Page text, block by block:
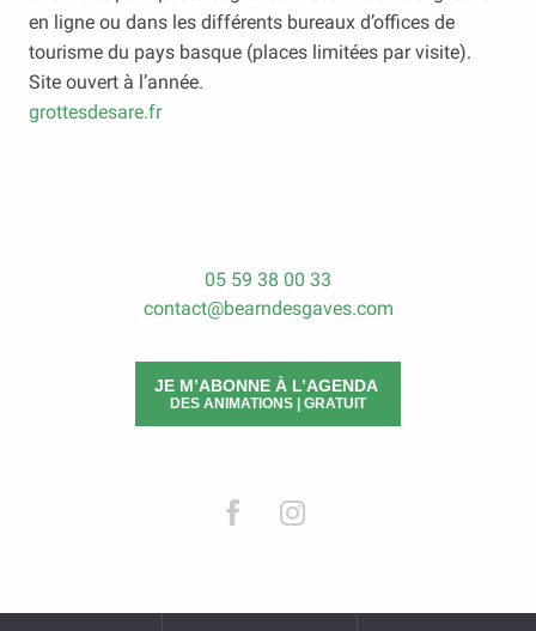
en ligne ou dans les différents bureaux d’offices de
tourisme du pays basque (places limitées par visite).
Site ouvert à l’année.
grottesdesare.fr
05 59 38 00 33
contact@bearndesgaves.com
JE M’ABONNE À L’AGENDA
DES ANIMATIONS | GRATUIT